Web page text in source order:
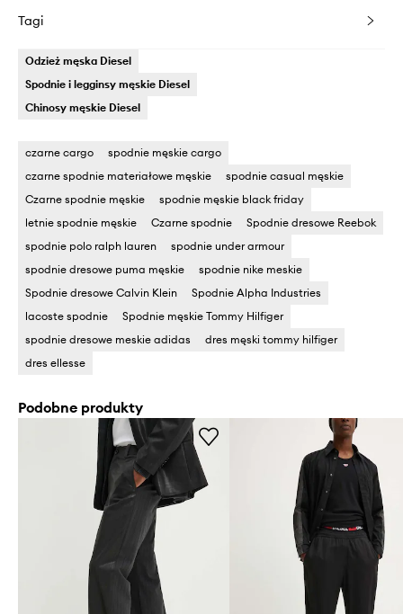
Tagi
Odzież męska Diesel
Spodnie i legginsy męskie Diesel
Chinosy męskie Diesel
czarne cargo
spodnie męskie cargo
czarne spodnie materiałowe męskie
spodnie casual męskie
Czarne spodnie męskie
spodnie męskie black friday
letnie spodnie męskie
Czarne spodnie
Spodnie dresowe Reebok
spodnie polo ralph lauren
spodnie under armour
spodnie dresowe puma męskie
spodnie nike meskie
Spodnie dresowe Calvin Klein
Spodnie Alpha Industries
lacoste spodnie
Spodnie męskie Tommy Hilfiger
spodnie dresowe meskie adidas
dres męski tommy hilfiger
dres ellesse
Podobne produkty